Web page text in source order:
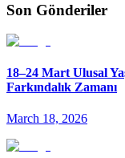
Son Gönderiler
18–24 Mart Ulusal
Farkındalık Zamanı
March 18, 2026